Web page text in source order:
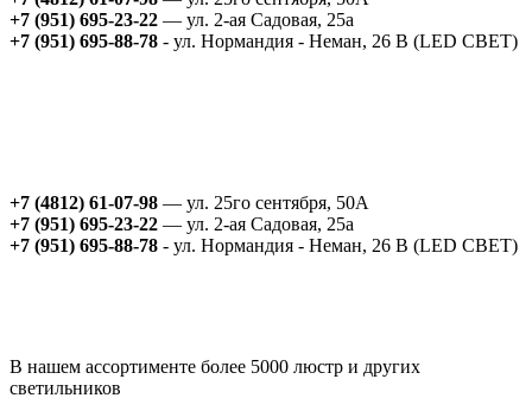
+7 (951) 695-23-22 — ул. 2-ая Садовая, 25а
+7 (951) 695-88-78 - ул. Нормандия - Неман, 26 В (LED СВЕТ)
+7 (4812) 61-07-98 — ул. 25го сентября, 50А
+7 (951) 695-23-22 — ул. 2-ая Садовая, 25а
+7 (951) 695-88-78 - ул. Нормандия - Неман, 26 В (LED СВЕТ)
В нашем ассортименте более 5000 люстр и других
светильников